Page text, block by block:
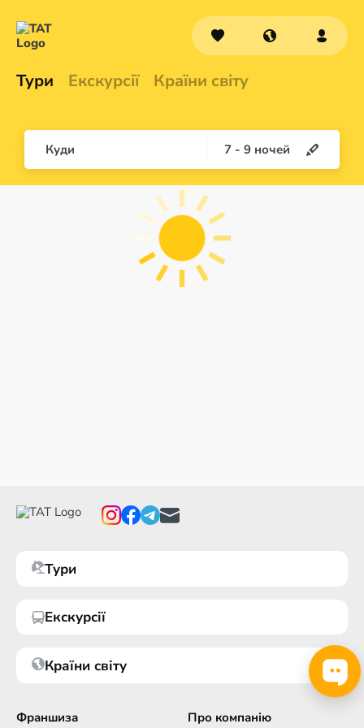
Тури Екскурсії Країни світу
Куди 7 - 9 ночей
Тури
Екскурсії
Країни світу
Франшиза
Про компанію